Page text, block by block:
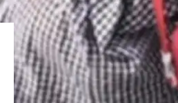
数据安全要求较...
充分利用，以及持
深信服AI算力网关
治理和成本治
算力都看得清、管
全！ 一、从现在开
有 Sanjay Ghema
Jeff Dean 二十多
和 Bigtable 的共同
脑核心成员，Se
人）以及 Oriol Vin
搜索增强
码智能体，这一轮
」三件事一次补
是杭州无
智能体——一位全
解需求、规划步
挑平台，curl 一行
AI Coding
）
用与价值 在软件工
知识资产的主要载